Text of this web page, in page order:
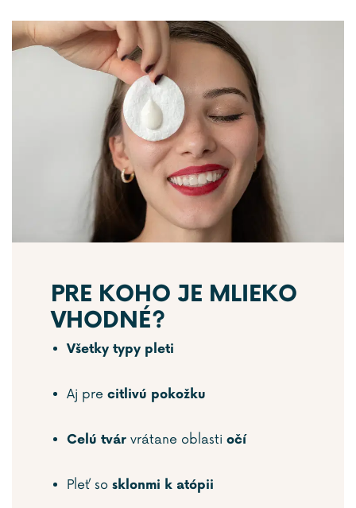
PRE KOHO JE MLIEKO
VHODNÉ?
Všetky typy pleti
Aj pre citlivú pokožku
Celú tvár vrátane oblasti očí
Pleť so sklonmi k atópii